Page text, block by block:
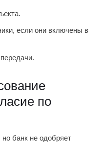
если они включены в
по
банк не одобряет